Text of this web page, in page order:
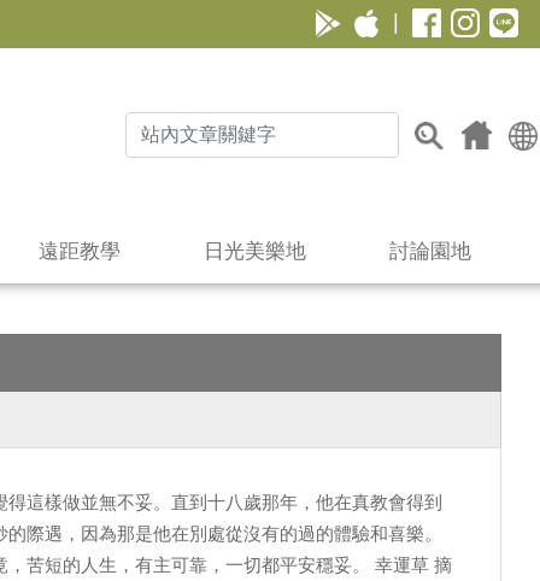
遠距教學 日光美樂地 討論園地
這樣做並無不妥。直到十八歲那年，他在真教會得到
際遇，因為那是他在別處從沒有的過的體驗和喜樂。
苦短的人生，有主可靠，一切都平安穩妥。 幸運草 摘